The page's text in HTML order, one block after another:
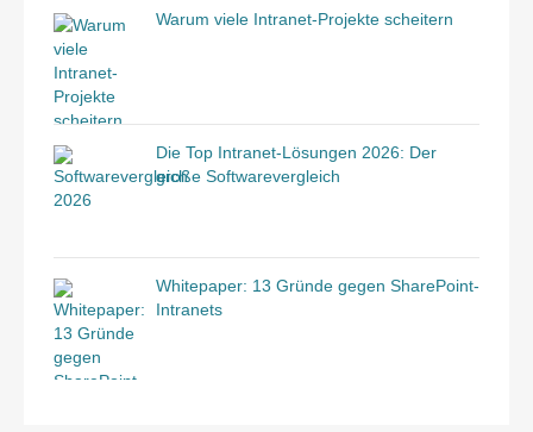
Warum viele Intranet-Projekte scheitern
Die Top Intranet-Lösungen 2026: Der
große Softwarevergleich
Whitepaper: 13 Gründe gegen SharePoint-
Intranets